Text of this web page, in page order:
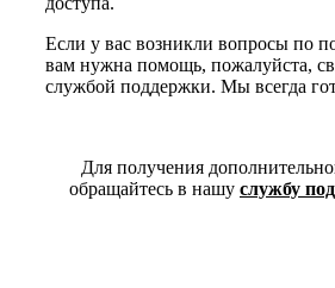
Если у вас возникли вопросы по
вам нужна помощь, пожалуйста,
службой поддержки. Мы всегда
Для получения
обращайтесь в нашу службу